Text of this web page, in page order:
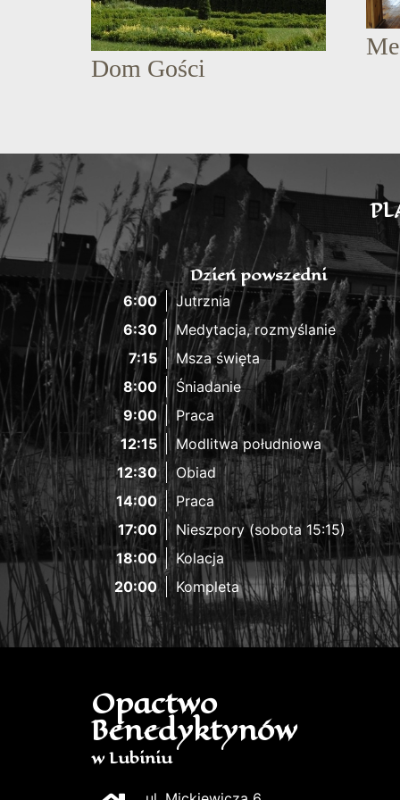
Dom Gości
Dzień powszedni
6:00
Jutrznia
6:30
Medytacja, rozmyślanie
7:15
Msza święta
8:00
Śniadanie
9:00
Praca
12:15
Modlitwa południowa
12:30
Obiad
14:00
Praca
17:00
Nieszpory (sobota 15:15)
18:00
Kolacja
20:00
Kompleta
Opactwo
Benedyktynów
w Lubiniu